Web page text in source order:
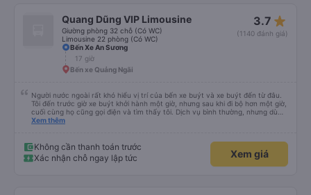
Quang Dũng VIP Limousine
Giường phòng 32 chỗ (Có WC)
Limousine 22 phòng (Có WC)
3.7 star_rate
(1140 đánh giá)
Bến Xe An Sương
17 giờ
Bến xe Quảng Ngãi
Người nước ngoài rất khó hiểu vị trí của bến xe buýt và xe buýt đến từ đâu.
Tôi đến trước giờ xe buýt khởi hành một giờ, nhưng sau khi đi bộ hơn một giờ,
cuối cùng họ cũng gọi điện và tìm thấy tôi. Dịch vụ bình thường, nhưng dù
sao thì tôi ngủ ngon hơn ở khách sạn vì tôi rất thoải mái. Sẽ tuyệt hơn nếu
Xem thêm
Không cần thanh toán trước
Xác nhận chỗ ngay lập tức
Xem giá